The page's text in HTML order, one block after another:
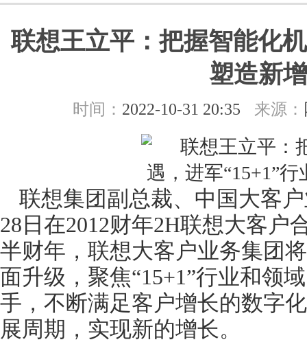
联想王立平：把握智能化
塑造新
时间： 2022-10-31 20:35 来源：
联想集团副总裁、中国大客
28日在2012财年2H联想大客户
半财年，联想大客户业务集团
面升级，聚焦“15+1”行业和领
手，不断满足客户增长的数字
展周期，实现新的增长。